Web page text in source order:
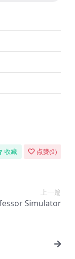
收藏 点赞(9)
上一篇
Simulator